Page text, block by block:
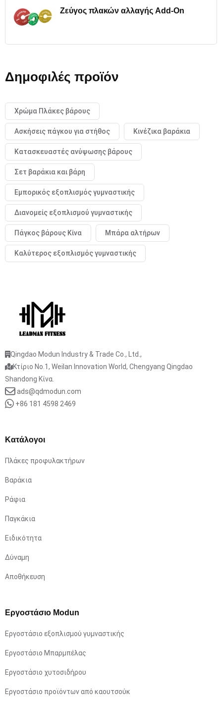
Ζεύγος πλακών αλλαγής Add-On
Δημοφιλές προϊόν
Χρώμα Πλάκες βάρους
Ασκήσεις πάγκου για στήθος Κινέζικα βαράκια
Κατασκευαστές ανύψωσης βάρους
Σετ βαράκια και βάρη
Εμπορικός εξοπλισμός γυμναστικής
Διανομείς εξοπλισμού γυμναστικής
Πάγκος βάρους Κίνα Μπάρα αλτήρων
Καλύτερος εξοπλισμός γυμναστικής
Qingdao Modun Industry & Trade Co., Ltd.,
Κτίριο No.1, Weilan Innovation World, Chengyang Qingdao
Shandong Κίνα.
ads@qdmodun.com
+86 181 4598 2469
Κατάλογοι
Πλάκες προφυλακτήρων
Βαράκια
Ράφια
Παγκάκια
Ειδικότητα
Δύναμη
Αποθήκευση
Εργοστάσιο Modun
Εργοστάσιο εξοπλισμού γυμναστικής
Εργοστάσιο Μπαρμπέλας
Εργοστάσιο χυτοσιδήρου
Εργοστάσιο προϊόντων από καουτσούκ